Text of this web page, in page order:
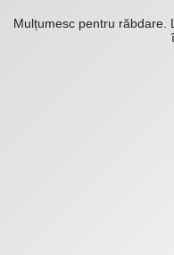
Mulțumesc pentru răbdare.